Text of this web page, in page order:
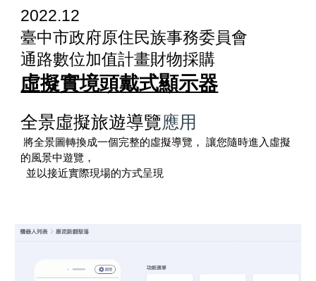
2022.12
臺中市政府原住民族事務委員會
通路數位加值計畫財物採購
虛擬實境頭戴式顯示器
全景虛擬旅遊導覽應用
將全景圖轉換成一個完整的虛擬導覽， 讓您隨時進入虛擬
的風景中遊覽，
並以接近實際現場的方式呈現